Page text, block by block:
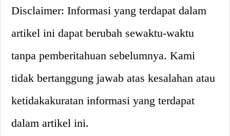
Disclaimer: Informasi yang terdapat dalam
artikel ini dapat berubah sewaktu-waktu
tanpa pemberitahuan sebelumnya. Kami
tidak bertanggung jawab atas kesalahan atau
ketidakakuratan informasi yang terdapat
dalam artikel ini.